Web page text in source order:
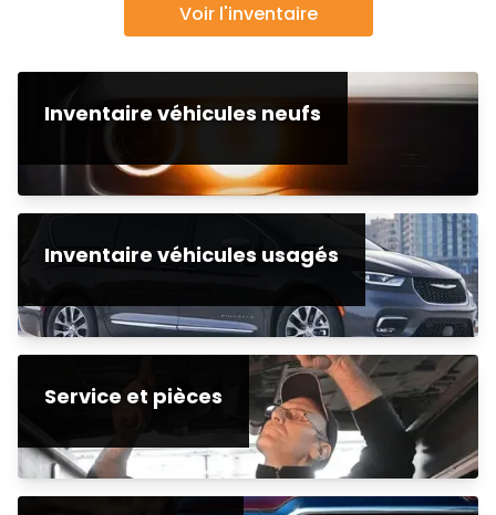
Voir l'inventaire
Inventaire véhicules neufs
Inventaire véhicules usagés
Service et pièces